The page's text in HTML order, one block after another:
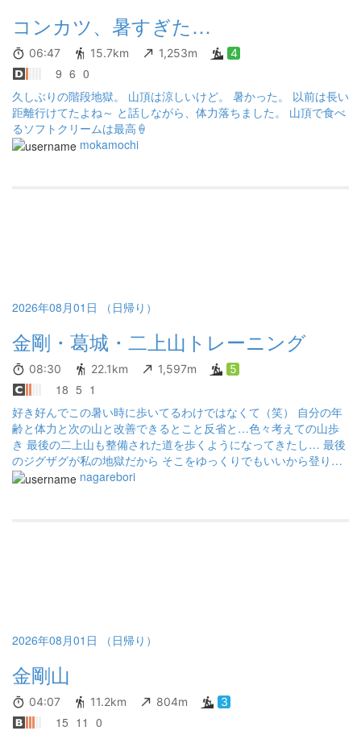
コンカツ、暑すぎた…
06:47 15.7km 1,253m 4
9 6 0
久しぶりの階段地獄。 山頂は涼しいけど。 暑かった。 以前は長い
距離行けてたよね～ と話しながら、体力落ちました。 山頂で食べ
るソフトクリームは最高🍦
mokamochi
2026年08月01日 （日帰り）
金剛・葛城・二上山トレーニング
08:30 22.1km 1,597m 5
18 5 1
好き好んでこの暑い時に歩いてるわけではなくて（笑） 自分の年
齢と体力と次の山と改善できるとこと反省と…色々考えての山歩
き 最後の二上山も整備された道を歩くようになってきたし… 最後
のジグザグが私の地獄だから そこをゆっくりでもいいから登り切
って 下山に余力を残すって自分の中にある 最近は時間は気にしな
nagarebori
2026年08月01日 （日帰り）
金剛山
04:07 11.2km 804m 3
15 11 0